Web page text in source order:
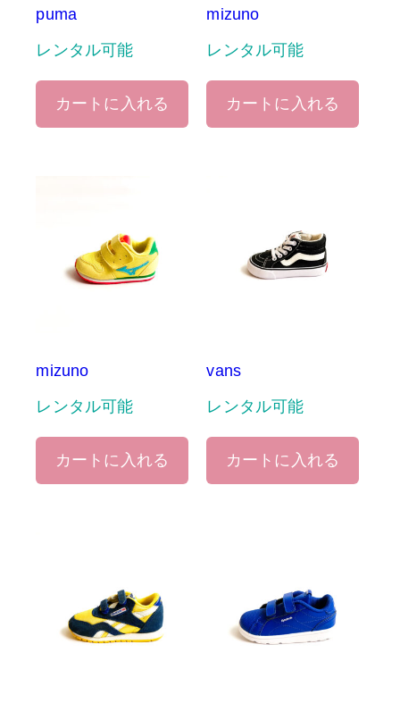
puma
レンタル可能
カートに入れる
mizuno
レンタル可能
カートに入れる
mizuno
レンタル可能
カートに入れる
vans
レンタル可能
カートに入れる